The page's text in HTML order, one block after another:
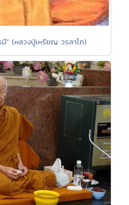
มี" (หลวงปู่เหรียญ วรลาโภ)